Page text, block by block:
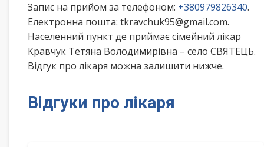
Запис на прийом за телефоном: +380979826340.
Електронна пошта: tkravchuk95@gmail.com.
Населенний пункт де приймає сімейний лікар
Кравчук Тетяна Володимирівна – село СВЯТЕЦЬ.
Відгук про лікаря можна залишити нижче.
Відгуки про лікаря